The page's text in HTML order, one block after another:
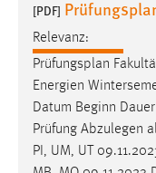
[PDF]
Relevanz:
Prüfungsplan
Energien
Datum Beginn
Prüfung Abzulegen
PI, UM, UT